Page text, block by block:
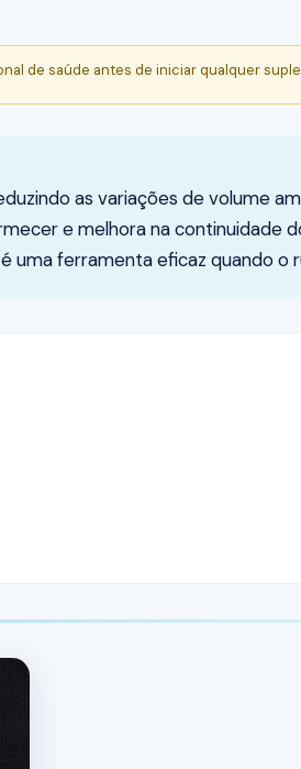
de saúde antes de iniciar qualquer
as variações de volume
e melhora na continuidade
uma ferramenta eficaz quando o